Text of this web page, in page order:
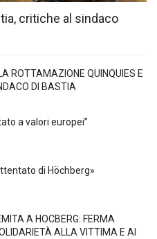
critiche al sindaco
ROTTAMAZIONE QUINQUIES E
DI BASTIA
a valori europei”
di Höchberg»
A HÖCBERG: FERMA
ALLA VITTIMA E AI